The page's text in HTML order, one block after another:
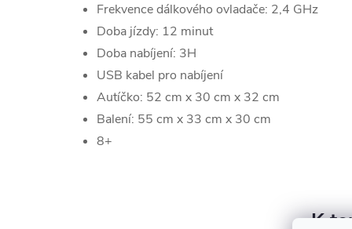
Frekvence dálkového ovladače: 2,4 GHz
Doba jízdy: 12 minut
Doba nabíjení: 3H
USB kabel pro nabíjení
Autíčko: 52 cm x 30 cm x 32 cm
Balení: 55 cm x 33 cm x 30 cm
8+
K